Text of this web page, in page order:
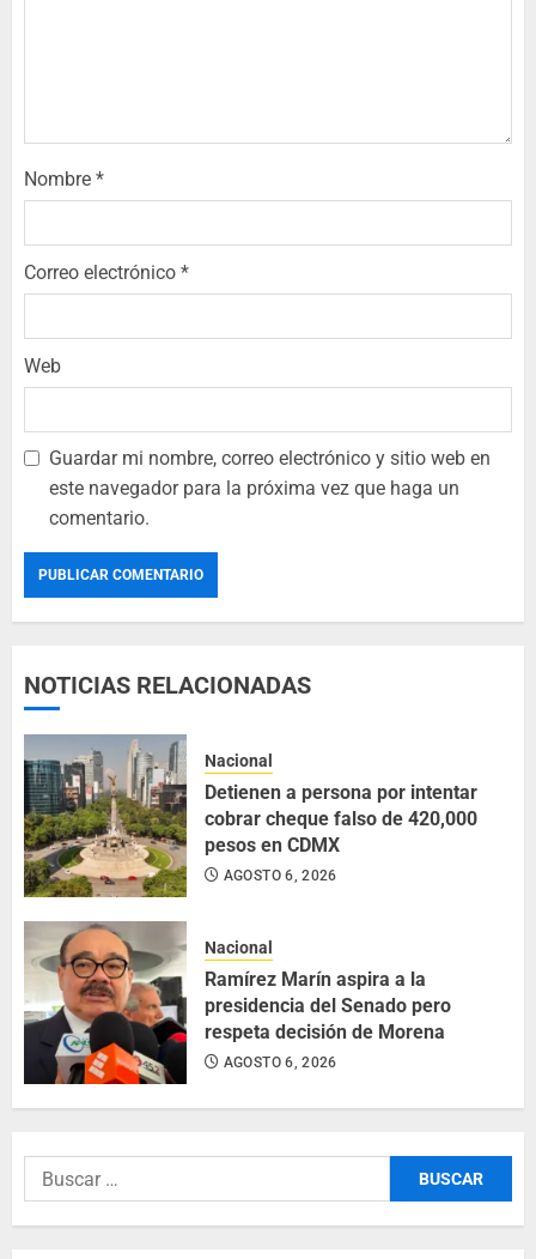
Nombre *
Correo electrónico *
Web
Guardar mi nombre, correo electrónico y sitio web en
este navegador para la próxima vez que haga un
comentario.
NOTICIAS RELACIONADAS
Nacional
Detienen a persona por intentar
cobrar cheque falso de 420,000
pesos en CDMX
AGOSTO 6, 2026
Nacional
Ramírez Marín aspira a la
presidencia del Senado pero
respeta decisión de Morena
AGOSTO 6, 2026